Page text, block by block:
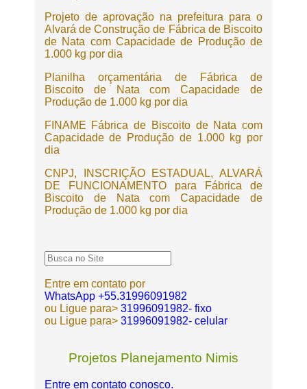
Projeto de aprovação na prefeitura para o
Alvará de Construção de Fábrica de Biscoito
de Nata com Capacidade de Produção de
1.000 kg por dia
Planilha orçamentária de Fábrica de
Biscoito de Nata com Capacidade de
Produção de 1.000 kg por dia
FINAME Fábrica de Biscoito de Nata com
Capacidade de Produção de 1.000 kg por
dia
CNPJ, INSCRIÇÃO ESTADUAL, ALVARÁ
DE FUNCIONAMENTO para Fábrica de
Biscoito de Nata com Capacidade de
Produção de 1.000 kg por dia
Entre em contato por
WhatsApp +55.31996091982
ou Ligue para> 31996091982- fixo
ou Ligue para>31996091982- celular
Projetos Planejamento Nimis
Entre em contato conosco.